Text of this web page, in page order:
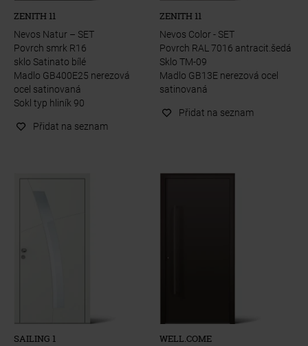
ZENITH 11
Nevos Natur – SET
Povrch smrk R16
sklo Satinato bílé
Madlo GB400E25 nerezová
ocel satinovaná
Sokl typ hliník 90
Přidat na seznam
ZENITH 11
Nevos Color - SET
Povrch RAL 7016 antracit.šedá
Sklo TM-09
Madlo GB13E nerezová ocel
satinovaná
Přidat na seznam
SAILING 1 WELL.COME